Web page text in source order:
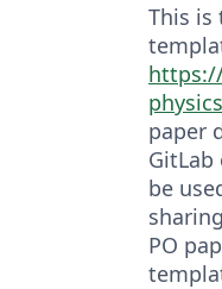
This is
paper
be
PO